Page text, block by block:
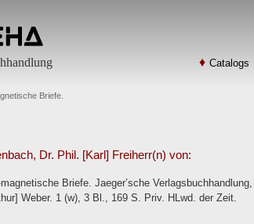
Catalogs
Briefe.
Dr. Phil. [Karl] Freiherr(n) von:
Briefe. Jaeger’sche
Weber. 1 (w), 3 Bl., 169 S. Priv. HLwd. der Zeit.